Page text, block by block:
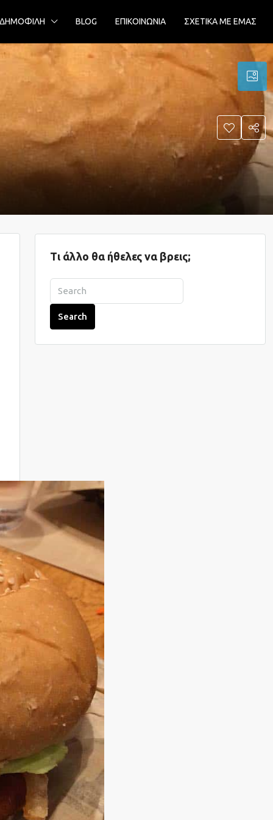
ΔΗΜΟΦΙΛΗ BLOG ΕΠΙΚΟΙΝΩΝΙΑ ΣΧΕΤΙΚΑ ΜΕ ΕΜΑΣ
Τι άλλο θα ήθελες να βρεις;
Search